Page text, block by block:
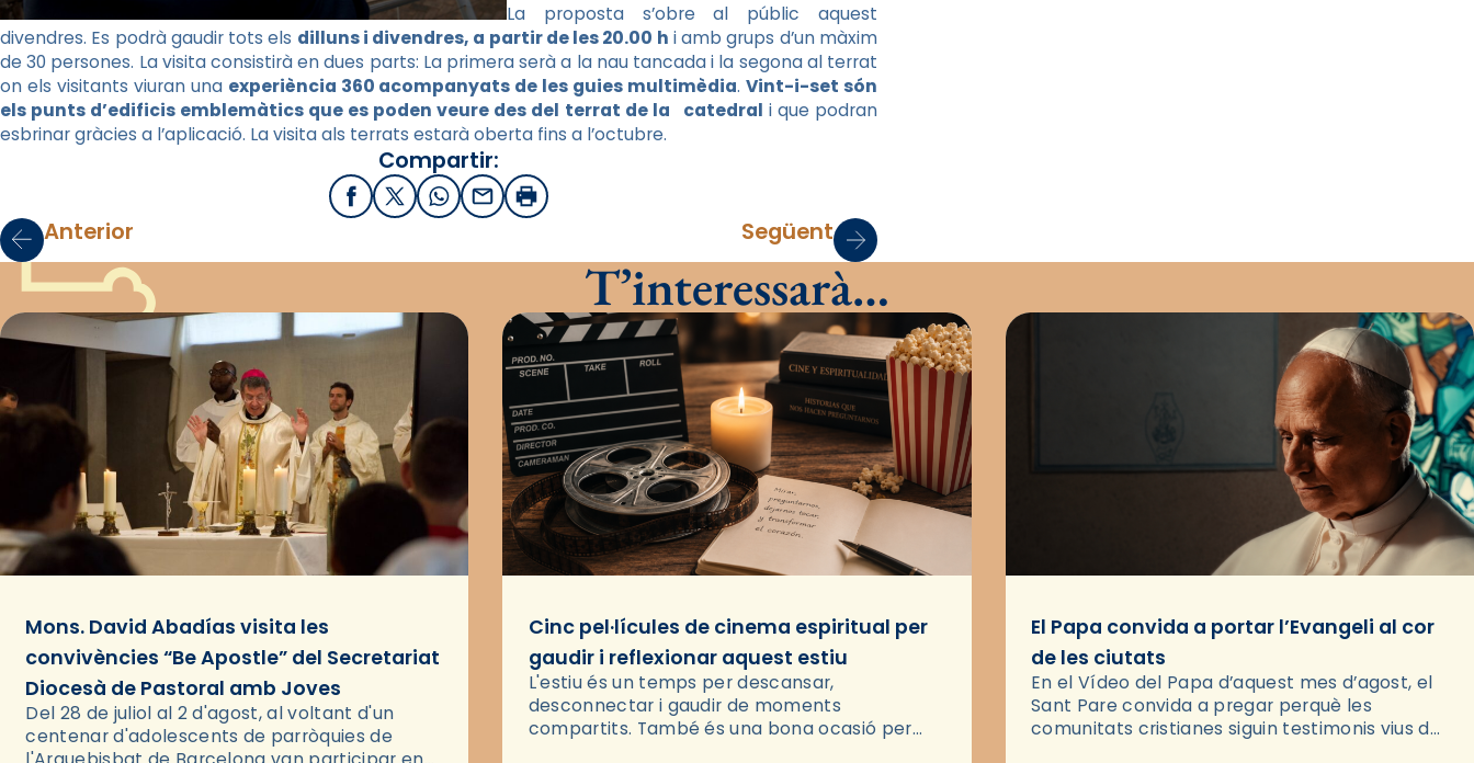
La proposta s’obre al públic aquest
divendres. Es podrà gaudir tots els dilluns i divendres, a partir de les 20.00 h i amb grups d’un màxim
de 30 persones. La visita consistirà en dues parts: La primera serà a la nau tancada i la segona al terrat
on els visitants viuran una experiència 360 acompanyats de les guies multimèdia.Vint-i-set són
els punts d’edificis emblemàtics que es poden veure des del terrat de la catedral i que podran
esbrinar gràcies a l’aplicació. La visita als terrats estarà oberta fins a l’octubre.
Compartir:
FacebookX / Twitter
WhatsApp
EmailImprimir
Anterior Següent
T’interessarà…
Mons. David Abadías visita les
convivències “Be Apostle” del Secretariat
Diocesà de Pastoral amb Joves
Del 28 de juliol al 2 d'agost, al voltant d'un
centenar d'adolescents de parròquies de
Cinc pel·lícules de cinema espiritual per
gaudir i reflexionar aquest estiu
L'estiu és un temps per descansar,
desconnectar i gaudir de moments
compartits. També és una bona ocasió per
El Papa convida a portar l’Evangeli al cor
de les ciutats
En el Vídeo del Papa d’aquest mes d’agost, el
Sant Pare convida a pregar perquè les
comunitats cristianes siguin testimonis vius de